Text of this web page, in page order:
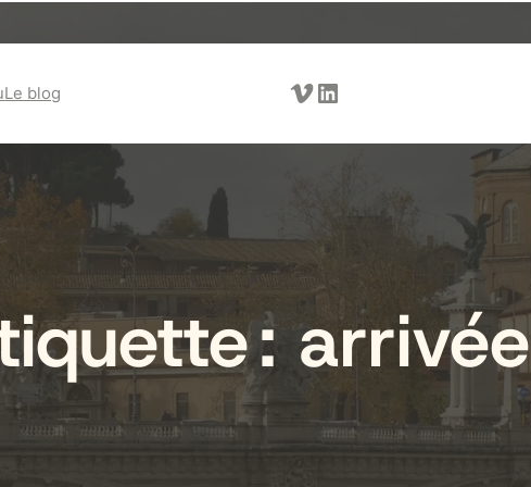
Le blog Vimeo LinkedIn
:arrivée